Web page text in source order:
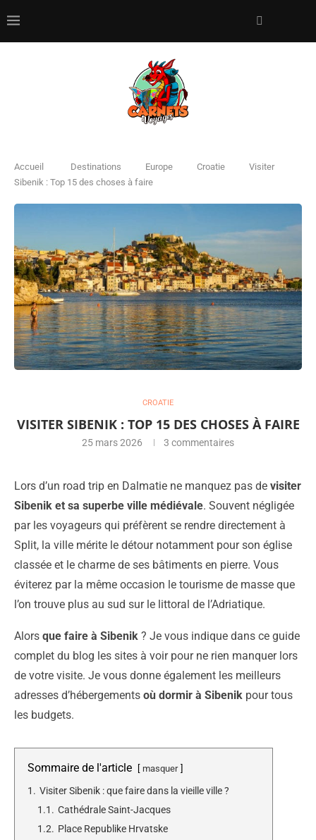
Accueil Destinations Europe Croatie
Visiter
Sibenik : Top 15 des choses à faire
CROATIE
VISITER SIBENIK : TOP 15 DES CHOSES À FAIRE
25 mars 2026 3 commentaires
Lors d’un road trip en Dalmatie ne manquez pas de visiter
Sibenik et sa superbe ville médiévale. Souvent négligée
par les voyageurs qui préfèrent se rendre directement à
Split, la ville mérite le détour notamment pour son église
classée et le charme de ses bâtiments en pierre. Vous
éviterez par la même occasion le tourisme de masse que
l’on trouve plus au sud sur le littoral de l’Adriatique.
Alors que faire à Sibenik ? Je vous indique dans ce guide
complet du blog les sites à voir pour ne rien manquer lors
de votre visite. Je vous donne également les meilleurs
adresses d’hébergements où dormir à Sibenik pour tous
les budgets.
Sommaire de l'article masquer
1. Visiter Sibenik : que faire dans la vieille ville ?
1.1. Cathédrale Saint-Jacques
1.2. Place Republike Hrvatske